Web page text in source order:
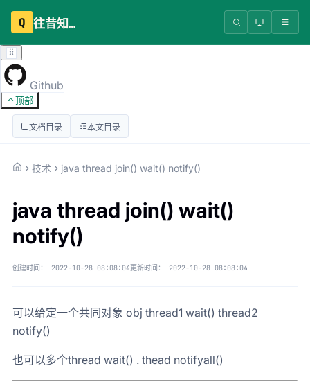
Q 往昔知识库
Github
顶部
文档目录 本文目录
技术 java thread join() wait() notify()
java thread join() wait()
notify()
创建时间： 2022-10-28 08:08:04更新时间： 2022-10-28 08:08:04
可以给定一个共同对象 obj thread1 wait() thread2
notify()
也可以多个thread wait() . thead notifyall()